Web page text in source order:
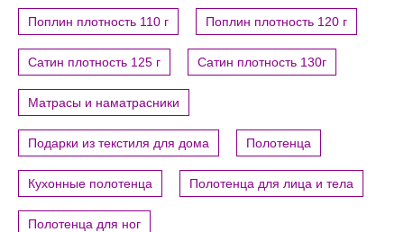
Поплин плотность 110 г Поплин плотность 120 г
Сатин плотность 125 г Сатин плотность 130г
Матрасы и наматрасники
Подарки из текстиля для дома Полотенца
Кухонные полотенца Полотенца для лица и тела
Полотенца для ног